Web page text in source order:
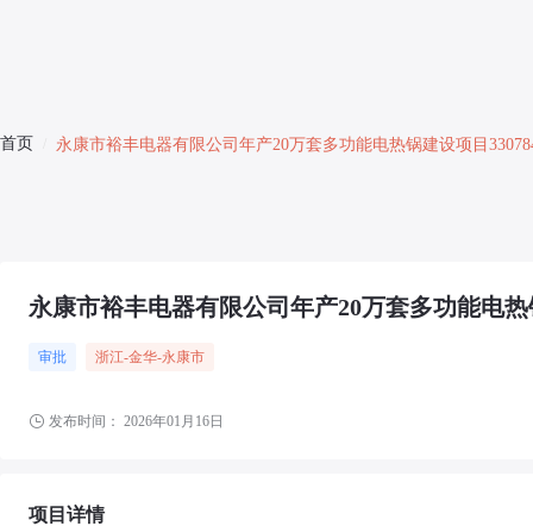
首页 永康市裕丰电器有限公司年产20万套多功能电热锅建设项目
永康市裕丰电器有限公司年产20万套多功能电热
审批 浙江-金华-永康市
发布时间： 2026年01月16日
项目详情